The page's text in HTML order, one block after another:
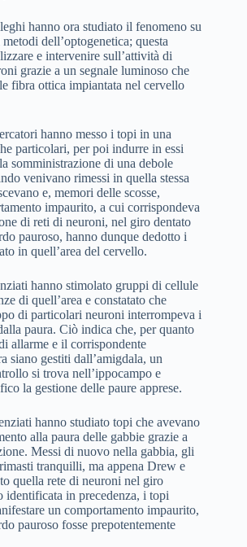
hanno ora studiato il fenomeno su
dell’optogenetica; questa
e intervenire sull’attività di
grazie a un segnale luminoso che
fibra ottica impiantata nel cervello
hanno messo i topi in una
particolari, per poi indurre in essi
somministrazione di una debole
venivano rimessi in quella stessa
e, memori delle scosse,
impaurito, a cui corrispondeva
di reti di neuroni, nel giro dentato
pauroso, hanno dunque dedotto i
in quell’area del cervello.
hanno stimolato gruppi di cellule
di quell’area e constatato che
di particolari neuroni interrompeva i
paura. Ciò indica che, per quanto
allarme e il corrispondente
siano gestiti dall’amigdala, un
si trova nell’ippocampo e
la gestione delle paure apprese.
hanno studiato topi che avevano
alla paura delle gabbie grazie a
Messi di nuovo nella gabbia, gli
tranquilli, ma appena Drew e
quella rete di neuroni nel giro
identificata in precedenza, i topi
un comportamento impaurito,
pauroso fosse prepotentemente